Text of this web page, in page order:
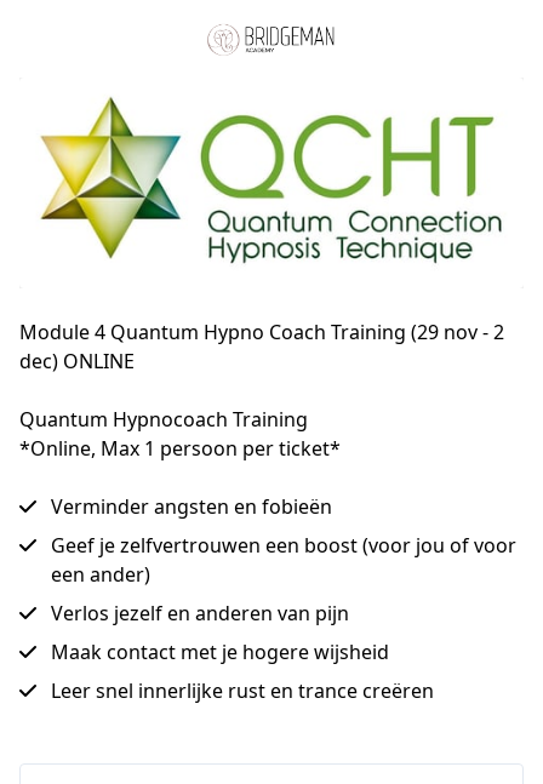
Module 4 Quantum Hypno Coach Training (29 nov - 2
dec) ONLINE
Quantum Hypnocoach Training
*Online, Max 1 persoon per ticket*
Verminder angsten en fobieën
Geef je zelfvertrouwen een boost (voor jou of voor
een ander)
Verlos jezelf en anderen van pijn
Maak contact met je hogere wijsheid
Leer snel innerlijke rust en trance creëren